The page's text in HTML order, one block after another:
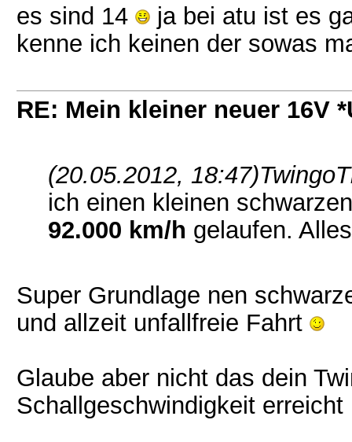
es sind 14
ja bei atu ist es
kenne ich keinen der sowas
RE: Mein kleiner neuer 16V
(20.05.2012, 18:47)
ich einen kleinen
92.000 km/h gelaufen.
Super Grundlage nen
und allzeit unfallfreie Fahrt
Glaube aber nicht das dein
Schallgeschwindigkeit